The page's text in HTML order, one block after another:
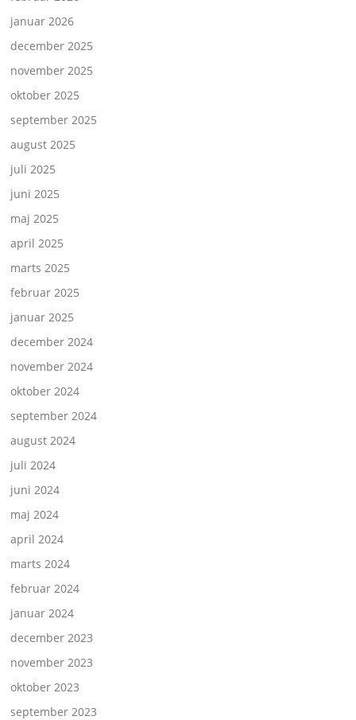
januar 2026
december 2025
november 2025
oktober 2025
september 2025
august 2025
juli 2025
juni 2025
maj 2025
april 2025
marts 2025
februar 2025
januar 2025
december 2024
november 2024
oktober 2024
september 2024
august 2024
juli 2024
juni 2024
maj 2024
april 2024
marts 2024
februar 2024
januar 2024
december 2023
november 2023
oktober 2023
september 2023